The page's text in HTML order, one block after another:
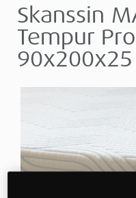
Skanssin
Tempur
90x200x25